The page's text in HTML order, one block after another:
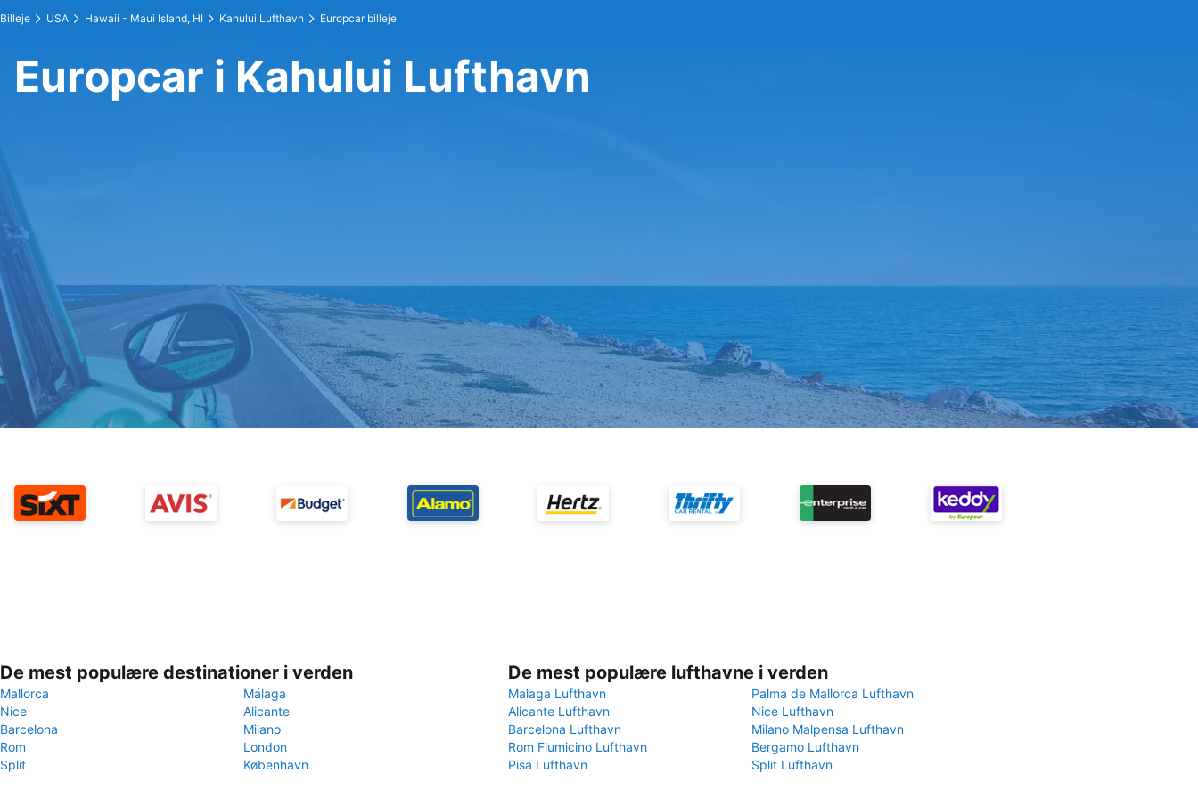
Billeje USA Hawaii - Maui Island, HI Kahului Lufthavn Europcar billeje
Europcar i Kahului Lufthavn
De mest populære destinationer i verden
Mallorca
Málaga
Nice
Alicante
Barcelona
Milano
Rom
London
Split
København
De mest populære lufthavne i verden
Malaga Lufthavn
Palma de Mallorca Lufthavn
Alicante Lufthavn
Nice Lufthavn
Barcelona Lufthavn
Milano Malpensa Lufthavn
Rom Fiumicino Lufthavn
Bergamo Lufthavn
Pisa Lufthavn
Split Lufthavn